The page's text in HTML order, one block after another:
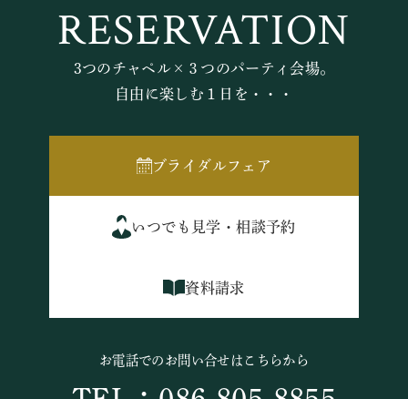
RESERVATION
3つのチャペル×３つのパーティ会場。
自由に楽しむ１日を・・・
ブライダルフェア
いつでも見学・相談予約
資料請求
お電話でのお問い合せはこちらから